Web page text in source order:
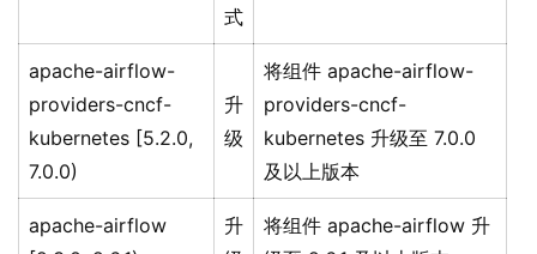
式
apache-airflow-
providers-cncf-
kubernetes [5.2.0,
7.0.0)
升
级
将组件 apache-airflow-
providers-cncf-
kubernetes 升级至 7.0.0
及以上版本
apache-airflow
升
将组件 apache-airflow 升